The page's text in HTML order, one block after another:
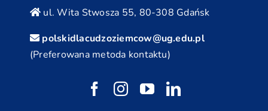
ul. Wita Stwosza 55, 80-308 Gdańsk
polskidlacudzoziemcow@ug.edu.pl
(Preferowana metoda kontaktu)